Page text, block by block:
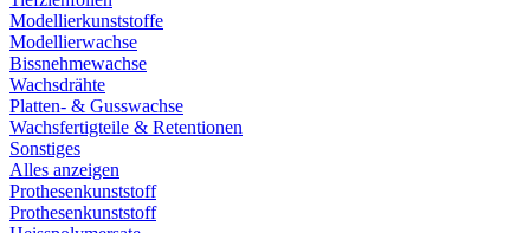
Modellierkunststoffe
Modellierwachse
Bissnehmewachse
Wachsdrähte
Platten- & Gusswachse
Wachsfertigteile & Retentionen
Sonstiges
Alles anzeigen
Prothesenkunststoff
Prothesenkunststoff